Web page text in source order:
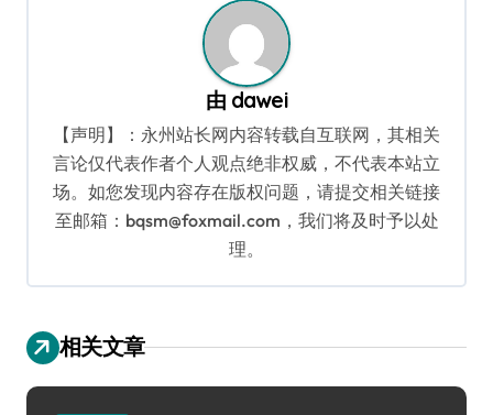
由 dawei
【声明】：永州站长网内容转载自互联网，其相关
言论仅代表作者个人观点绝非权威，不代表本站立
场。如您发现内容存在版权问题，请提交相关链接
至邮箱：bqsm@foxmail.com，我们将及时予以处
理。
相关文章